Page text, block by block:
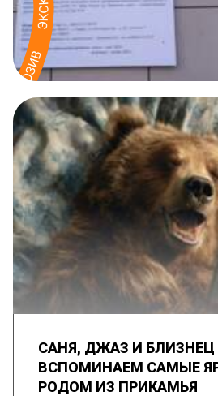
САНЯ, ДЖАЗ И
ВСПОМИНАЕМ САМЫЕ
РОДОМ ИЗ ПРИКАМЬЯ